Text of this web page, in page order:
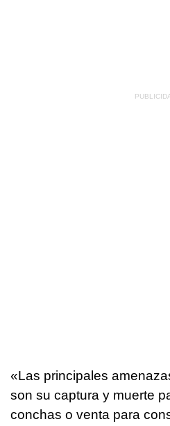
«Las principales
son su captura y muerte
conchas o venta para